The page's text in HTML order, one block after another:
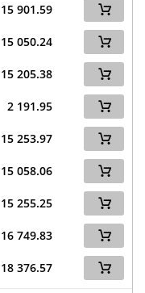
15 901.59
15 050.24
15 205.38
2 191.95
15 253.97
15 058.06
15 255.25
16 749.83
18 376.57